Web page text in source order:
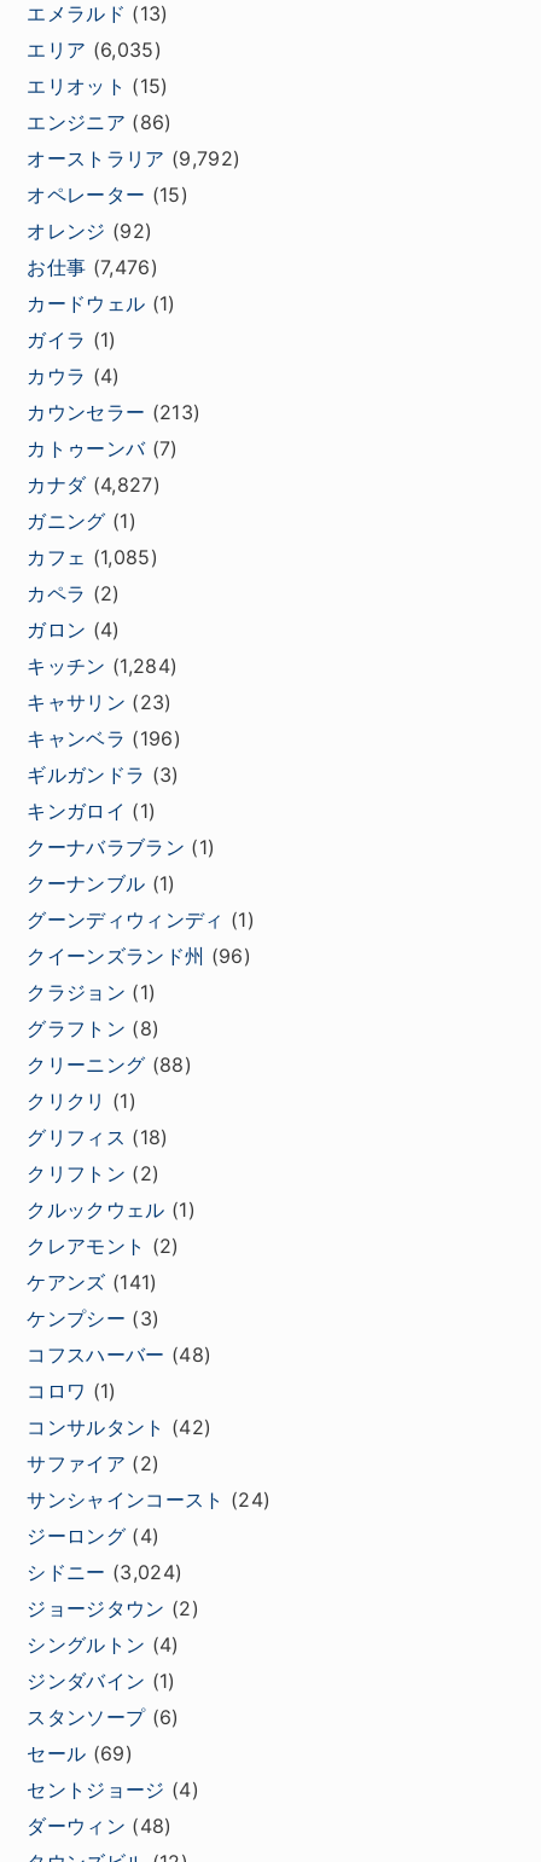
エメラルド (13)
エリア (6,035)
エリオット (15)
エンジニア (86)
オーストラリア (9,792)
オペレーター (15)
オレンジ (92)
お仕事 (7,476)
カードウェル (1)
ガイラ (1)
カウラ (4)
カウンセラー (213)
カトゥーンバ(7)
カナダ(4,827)
ガニング (1)
カフェ (1,085)
カペラ (2)
ガロン (4)
キッチン (1,284)
キャサリン (23)
キャンベラ (196)
ギルガンドラ (3)
キンガロイ (1)
クーナバラブラン (1)
クーナンブル (1)
グーンディウィンディ (1)
クイーンズランド州 (96)
クラジョン (1)
グラフトン (8)
クリーニング (88)
クリクリ (1)
グリフィス (18)
クリフトン (2)
クルックウェル (1)
クレアモント (2)
ケアンズ (141)
ケンプシー (3)
コフスハーバー (48)
コロワ (1)
コンサルタント (42)
サファイア (2)
サンシャインコースト (24)
ジーロング (4)
シドニー (3,024)
ジョージタウン (2)
シングルトン (4)
ジンダバイン (1)
スタンソープ(6)
セール (69)
セントジョージ (4)
ダーウィン (48)